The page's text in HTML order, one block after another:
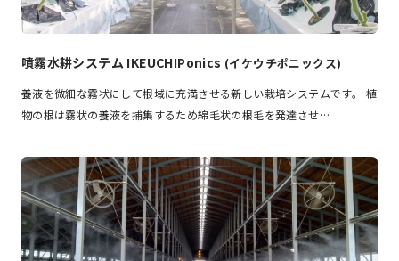
噴霧水耕システム IKEUCHIPonics (イケウチポニックス)
養液を微細な霧状にして根域に充満させる新しい栽培システムです。 植
物の根は霧状の養液を捕集するため綿毛状の根毛を発達させ…